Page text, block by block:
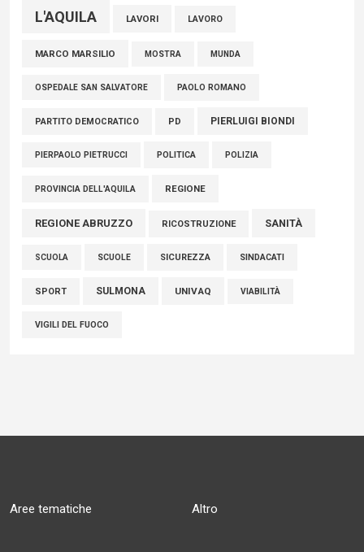
L'AQUILA LAVORI LAVORO
MARCO MARSILIO MOSTRA MUNDA
OSPEDALE SAN SALVATORE PAOLO ROMANO
PARTITO DEMOCRATICO PD PIERLUIGI BIONDI
PIERPAOLO PIETRUCCI POLITICA POLIZIA
PROVINCIA DELL'AQUILA REGIONE
REGIONE ABRUZZO RICOSTRUZIONE SANITÀ
SCUOLA SCUOLE SICUREZZA SINDACATI
SPORT SULMONA UNIVAQ VIABILITÀ
VIGILI DEL FUOCO
Aree tematiche Altro